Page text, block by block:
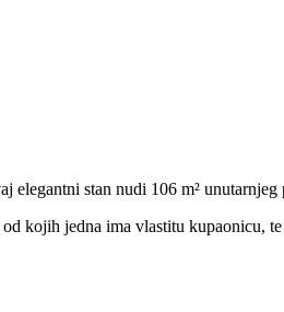
elegantni stan nudi 106 m²
od kojih jedna ima vlastitu